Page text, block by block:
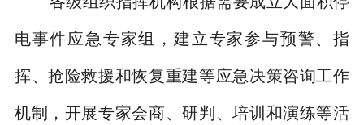
电事件应急专家组，建立专家参与预警、指
挥、抢险救援和恢复重建等应急决策咨询工作
机制，开展专家会商、研判、培训和演练等活